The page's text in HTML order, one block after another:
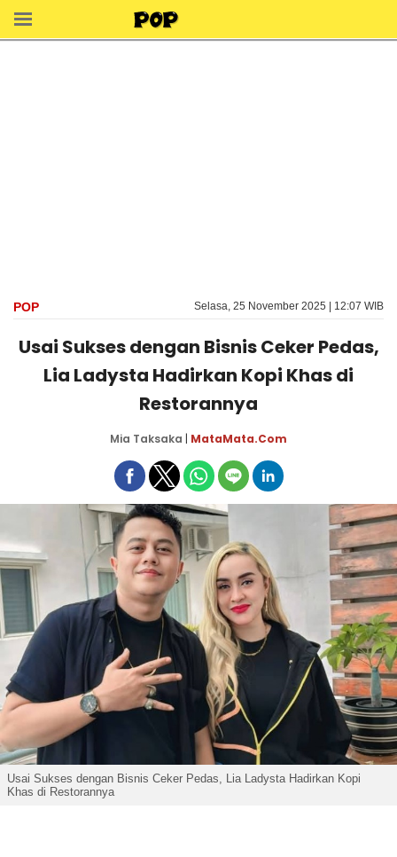
POP Selasa, 25 November 2025 | 12:07 WIB
Usai Sukses dengan Bisnis Ceker Pedas,
Lia Ladysta Hadirkan Kopi Khas di
Restorannya
Mia Taksaka | MataMata.com
Usai Sukses dengan Bisnis Ceker Pedas, Lia Ladysta Hadirkan Kopi
Khas di Restorannya